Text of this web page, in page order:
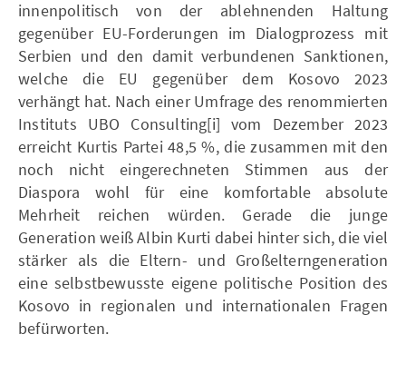
innenpolitisch von der ablehnenden Haltung
gegenüber EU-Forderungen im Dialogprozess mit
Serbien und den damit verbundenen Sanktionen,
welche die EU gegenüber dem Kosovo 2023
verhängt hat. Nach einer Umfrage des renommierten
Instituts UBO Consulting[i] vom Dezember 2023
erreicht Kurtis Partei 48,5 %, die zusammen mit den
noch nicht eingerechneten Stimmen aus der
Diaspora wohl für eine komfortable absolute
Mehrheit reichen würden. Gerade die junge
Generation weiß Albin Kurti dabei hinter sich, die viel
stärker als die Eltern- und Großelterngeneration
eine selbstbewusste eigene politische Position des
Kosovo in regionalen und internationalen Fragen
befürworten.